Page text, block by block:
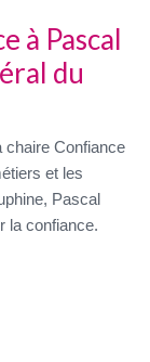
à Pascal
du
chaire Confiance
et les
Pascal
la confiance.